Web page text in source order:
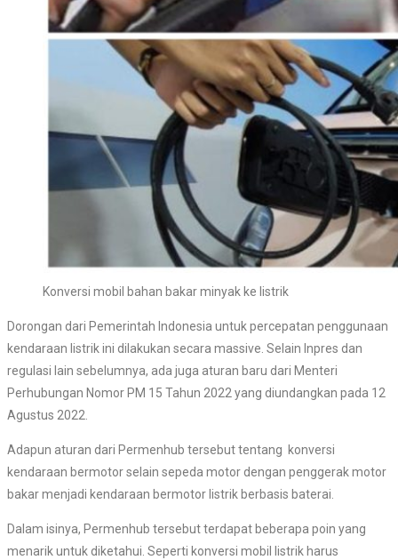
Konversi mobil bahan bakar minyak ke listrik
Dorongan dari Pemerintah Indonesia untuk percepatan penggunaan
kendaraan listrik ini dilakukan secara massive. Selain Inpres dan
regulasi lain sebelumnya, ada juga aturan baru dari Menteri
Perhubungan Nomor PM 15 Tahun 2022 yang diundangkan pada 12
Agustus 2022.
Adapun aturan dari Permenhub tersebut tentang konversi
kendaraan bermotor selain sepeda motor dengan penggerak motor
bakar menjadi kendaraan bermotor listrik berbasis baterai.
Dalam isinya, Permenhub tersebut terdapat beberapa poin yang
menarik untuk diketahui. Seperti konversi mobil listrik harus